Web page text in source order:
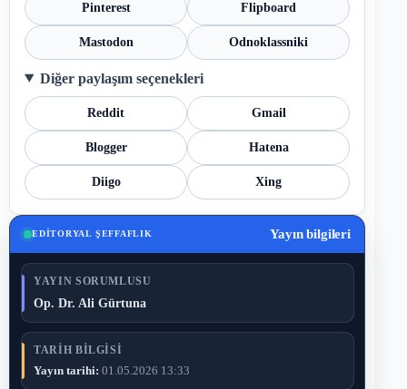
Pinterest Flipboard
Mastodon Odnoklassniki
Diğer paylaşım seçenekleri
Reddit Gmail
Blogger Hatena
Diigo Xing
EDITORYAL ŞEFFAFLIK Yayın bilgileri
YAYIN SORUMLUSU
Op. Dr. Ali Gürtuna
TARIH BILGISI
Yayın tarihi: 01.05.2026 13:33